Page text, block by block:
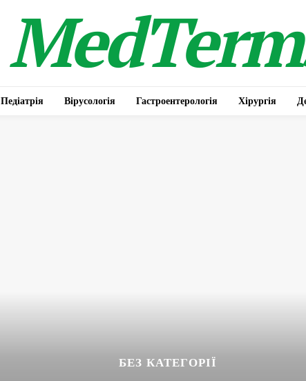
Педіатрія Вірусологія Гастроентерологія Хірургія
БЕЗ КАТЕГОРІЇ